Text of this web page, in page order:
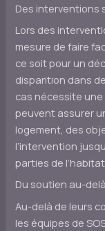
Des interventions
Lors des
mesure de faire
ce soit pour un
disparition dans
cas nécessite
peuvent assurer
logement, des
l’intervention
parties de
Du soutien au-
Au-delà de leurs
les équipes de